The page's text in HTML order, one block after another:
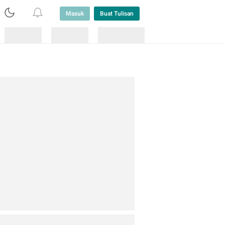
Masuk Buat Tulisan